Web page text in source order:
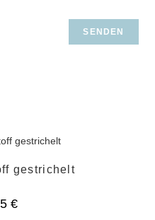
gestrichelt
€